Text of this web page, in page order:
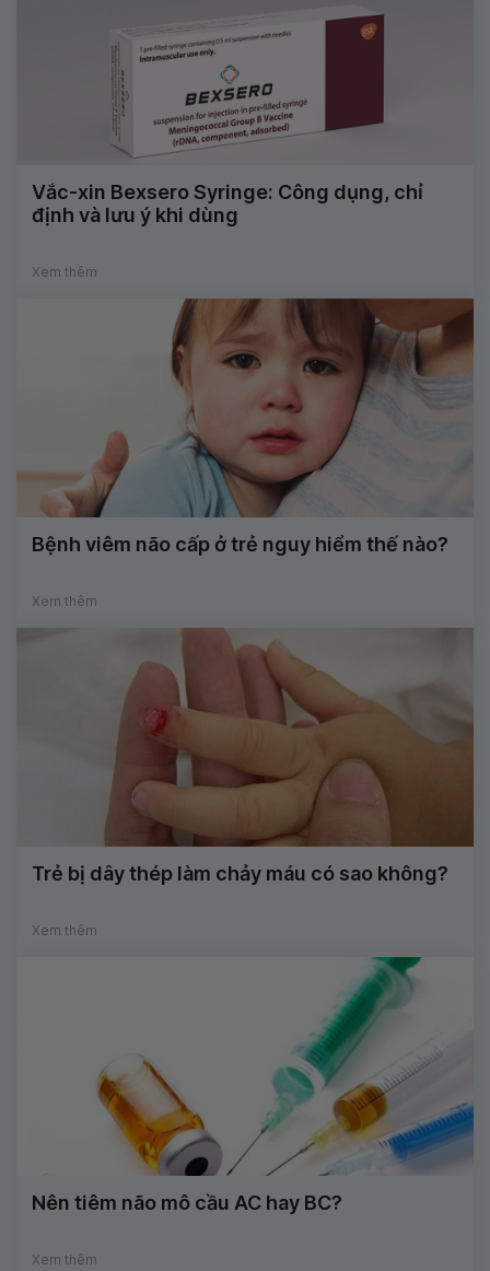
Vắc-xin Bexsero Syringe: Công dụng, chỉ
định và lưu ý khi dùng
Xem thêm
Bệnh viêm não cấp ở trẻ nguy hiểm thế nào?
Xem thêm
Trẻ bị dây thép làm chảy máu có sao không?
Xem thêm
Nên tiêm não mô cầu AC hay BC?
Xem thêm